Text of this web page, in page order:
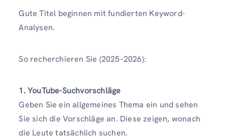
Gute Titel beginnen mit fundierten Keyword-
Analysen.
So recherchieren Sie (2025–2026):
1. YouTube-Suchvorschläge
Geben Sie ein allgemeines Thema ein und sehen
Sie sich die Vorschläge an. Diese zeigen, wonach
die Leute tatsächlich suchen.